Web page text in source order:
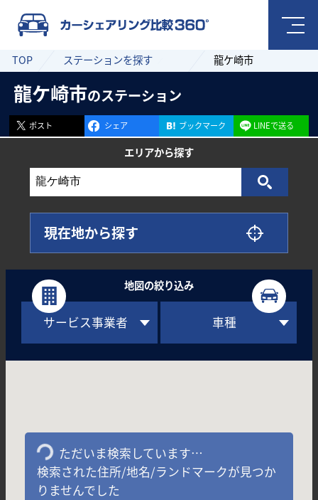
TOP ステーションを探す 龍ケ崎市
龍ケ崎市のステーション
ポスト シェア ブックマーク LINEで送る
エリアから探す
現在地から探す
地図の絞り込み
サービス事業者 車種
ただいま検索しています…
検索された住所/地名/ランドマークが見つか
りませんでした